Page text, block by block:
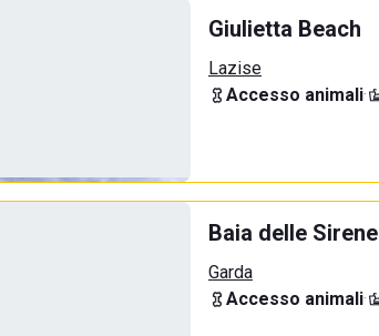
Giulietta Beach
Lazise
Accesso animali·
Baia delle Sirene
Garda
Accesso animali·